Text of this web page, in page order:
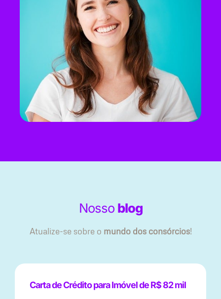
Nosso blog
Atualize-se sobre o mundo dos consórcios!
Carta de Crédito para Imóvel de R$ 82 mil